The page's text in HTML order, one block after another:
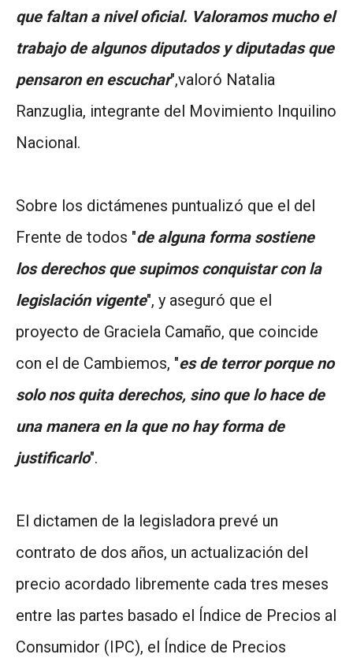
que faltan a nivel oficial. Valoramos mucho el
trabajo de algunos diputados y diputadas que
pensaron en escuchar",valoró Natalia
Ranzuglia, integrante del Movimiento Inquilino
Nacional.
Sobre los dictámenes puntualizó que el del
Frente de todos "de alguna forma sostiene
los derechos que supimos conquistar con la
legislación vigente", y aseguró que el
proyecto de Graciela Camaño, que coincide
con el de Cambiemos, "es de terror porque no
solo nos quita derechos, sino que lo hace de
una manera en la que no hay forma de
justificarlo".
El dictamen de la legisladora prevé un
contrato de dos años, un actualización del
precio acordado libremente cada tres meses
entre las partes basado el Índice de Precios al
Consumidor (IPC), el Índice de Precios